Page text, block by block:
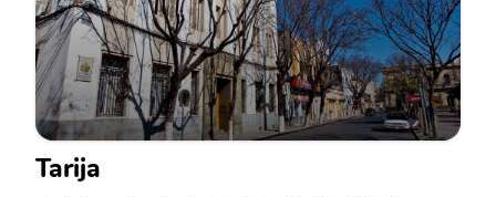
Tarija